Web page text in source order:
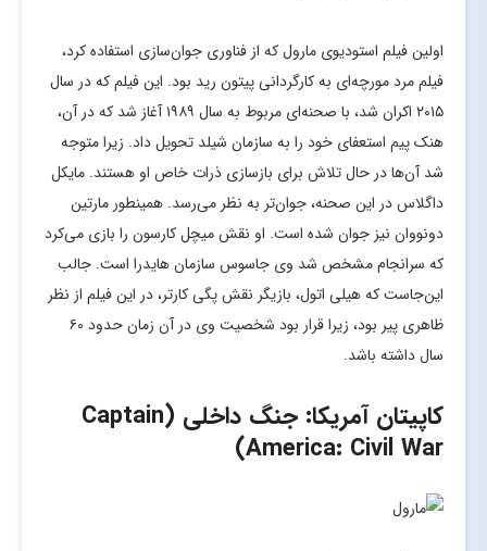
اولین فیلم استودیوی مارول که از فناوری جوان‌سازی استفاده کرد،
فیلم مرد مورچه‌ای به کارگردانی پیتون رید بود. این فیلم که در سال
۲۰۱۵ اکران شد، با صحنه‌ای مربوط به سال ۱۹۸۹ آغاز شد که در آن،
هنک پیم استعفای خود را به سازمان شیلد تحویل داد. زیرا متوجه
شد آن‌ها در حال تلاش برای بازسازی ذرات خاص او هستند. مایکل
داگلاس در این صحنه، جوان‌تر به نظر می‌رسد. همینطور مارتین
دونووان نیز جوان شده است. او نقش میچل کارسون را بازی می‌کرد
که سرانجام مشخص شد وی جاسوس سازمان هایدرا است. جالب
این‌جاست که هیلی اتول، بازیگر نقش پگی کارتر، در این فیلم از نظر
ظاهری پیر بود، زیرا قرار بود شخصیت وی در آن زمان حدود ۶۰
سال داشته باشد.
کاپیتان آمریکا: جنگ داخلی (Captain
America: Civil War)